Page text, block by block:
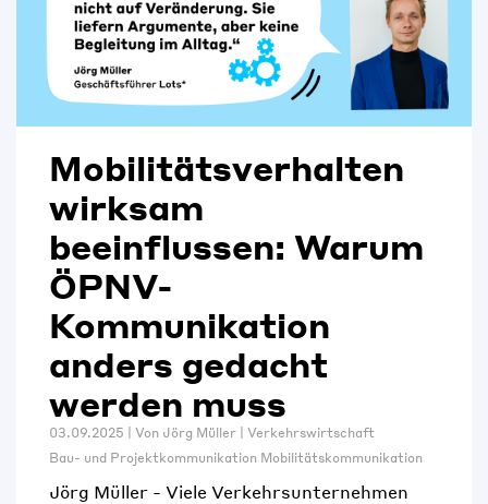
Mobilitätsverhalten
wirksam
beeinflussen: Warum
ÖPNV-
Kommunikation
anders gedacht
werden muss
03.09.2025 | Von Jörg Müller | Verkehrswirtschaft
Bau- und Projektkommunikation Mobilitätskommunikation
Jörg Müller - Viele Verkehrsunternehmen